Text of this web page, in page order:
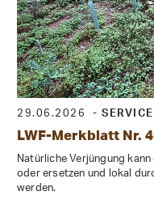
29.06.2026 -
LWF-Merkblatt Nr.
Natürliche Verjüngung
oder ersetzen und lokal
werden.